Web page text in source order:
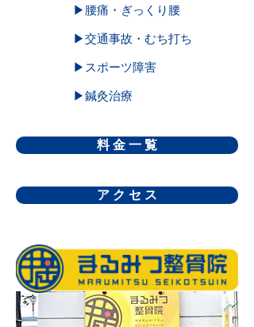
▶腰痛・ぎっくり腰
▶交通事故・むち打ち
▶スポーツ障害
▶鍼灸治療
料 金 一 覧
ア ク セ ス